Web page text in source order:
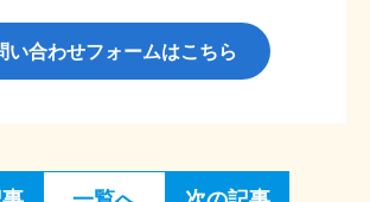
い合わせフォームはこちら